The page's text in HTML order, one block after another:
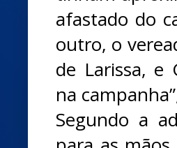
afastado do
outro, o
de Larissa, e
na
Segundo a